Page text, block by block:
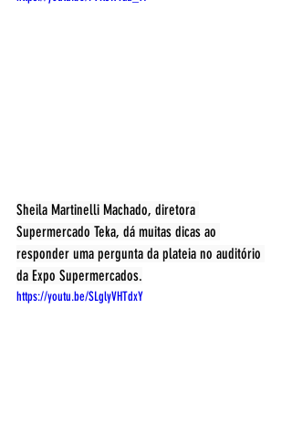
Sheila Martinelli Machado, diretora
Supermercado Teka, dá muitas dicas ao
responder uma pergunta da plateia no auditório
da Expo Supermercados.
https://youtu.be/SLglyVHTdxY